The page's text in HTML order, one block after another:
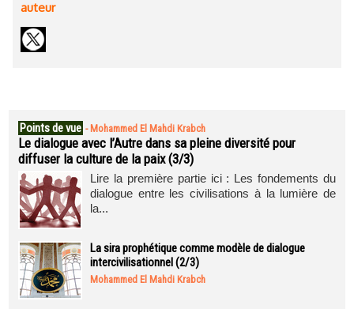
auteur
Points de vue - Mohammed El Mahdi Krabch
Le dialogue avec l’Autre dans sa pleine diversité pour
diffuser la culture de la paix (3/3)
Lire la première partie ici : Les fondements du
dialogue entre les civilisations à la lumière de
la...
La sira prophétique comme modèle de dialogue
intercivilisationnel (2/3)
Mohammed El Mahdi Krabch